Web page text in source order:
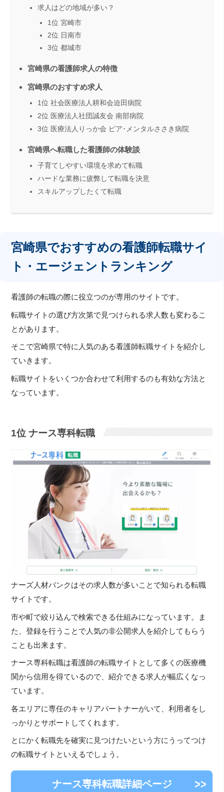
求人はどの地域が多い？
1位 宮崎市
2位 日南市
3位 都城市
宮崎県の看護師求人の特徴
宮崎県のおすすめ求人
1位 社会医療法人耕和会迫田病院
2位 医療法人社団誠友会 南部病院
3位 医療法人りっか会 ピア･メンタルささき病院
宮崎県へ転職した看護師の体験談
子育てしやすい環境を求めて転職
ハードな業務に疲弊して転職を決意
スキルアップしたくて転職
宮崎県でおすすめの看護師転職サイ
ト・エージェントランキング
看護師の転職の際に役立つのが専用のサイトです。
転職サイトの選び方次第で見つけられる求人数も変わるこ
とがあります。
そこで宮崎県で特に人気のある看護師転職サイトを紹介し
ていきます。
転職サイトをいくつか合わせて利用するのも有効な方法と
なっています。
1位 ナース専科転職
ナーズ人材バンクはその求人数が多いことで知られる転職
サイトです。
市や町で絞り込んで検索できる仕組みになっています。ま
た、登録を行うことで人気の非公開求人を紹介してもらう
ことも出来ます。
ナース専科転職は看護師の転職サイトとして多くの医療機
関から信用を得ているので、紹介できる求人が幅広くなっ
ています。
各エリアに専任のキャリアパートナーがいて、利用者をし
っかりとサポートしてくれます。
とにかく転職先を確実に見つけたいという方にうってつけ
の転職サイトといえるでしょう。
ナース専科転職詳細ページ